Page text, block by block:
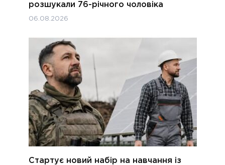
розшукали 76-річного чоловіка
06.08.2026
Стартує новий набір на навчання із